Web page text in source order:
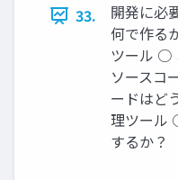
33.
開発に必
何で作る
ツール ○
ソースコ
ードはど
理ツール
するか？